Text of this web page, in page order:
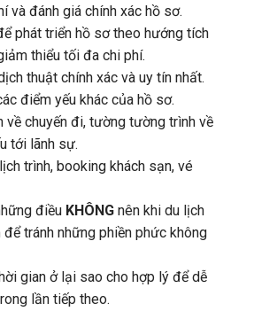
và đánh giá chính xác hồ sơ.
phát triển hồ sơ theo hướng tích
thiểu tối đa chi phí.
thuật chính xác và uy tín nhất.
điểm yếu khác của hồ sơ.
về chuyến đi, tường tường trình về
tới lãnh sự.
trình, booking khách sạn, vé
điều KHÔNG nên khi du lịch
tránh những phiền phức không
gian ở lại sao cho hợp lý để dễ
lần tiếp theo.